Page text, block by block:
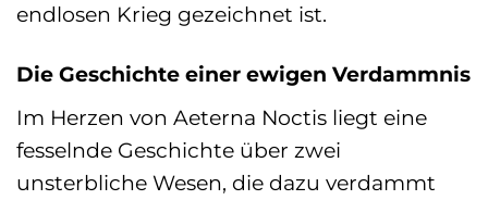
endlosen Krieg gezeichnet ist.
Die Geschichte einer ewigen Verdammnis
Im Herzen von Aeterna Noctis liegt eine
fesselnde Geschichte über zwei
unsterbliche Wesen, die dazu verdammt